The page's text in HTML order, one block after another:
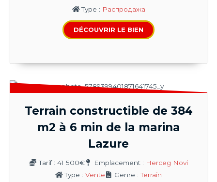
Type : Распродажа
DÉCOUVRIR LE BIEN
Terrain constructible de 384
m2 à 6 min de la marina
Lazure
Tarif : 41 500€ Emplacement : Herceg Novi
Type : Vente Genre : Terrain